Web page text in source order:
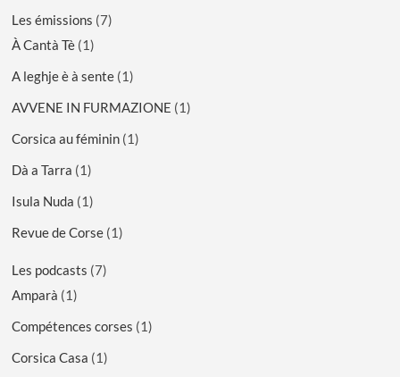
Les émissions (7)
À Cantà Tè (1)
A leghje è à sente (1)
AVVENE IN FURMAZIONE (1)
Corsica au féminin (1)
Dà a Tarra (1)
Isula Nuda (1)
Revue de Corse (1)
Les podcasts (7)
Amparà (1)
Compétences corses (1)
Corsica Casa (1)